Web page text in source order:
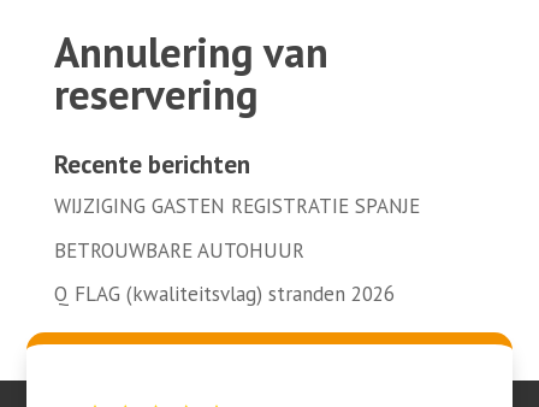
Annulering van
reservering
Recente berichten
WIJZIGING GASTEN REGISTRATIE SPANJE
BETROUWBARE AUTOHUUR
Q FLAG (kwaliteitsvlag) stranden 2026